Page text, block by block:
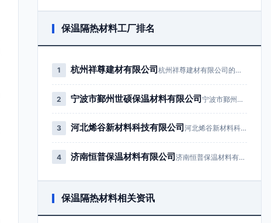
保温隔热材料工厂排名
1 杭州祥尊建材有限公司 杭州祥尊建材有限公司的主营业务为…
2 宁波市鄞州世硕保温材料有限公司 宁波市鄞州世硕保温材料有限公司成…
3 河北烯谷新材料科技有限公司 河北烯谷新材料科技有限公司成立于…
4 济南恒普保温材料有限公司 济南恒普保温材料有限公司成立于2…
保温隔热材料相关资讯